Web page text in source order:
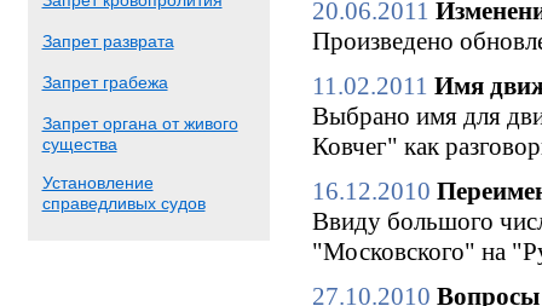
Запрет разврата
Запрет грабежа
Запрет органа от живого
существа
Установление
справедливых судов
20.06.2011
Произведено
11.02.2011 Имя
Выбрано имя для
Ковчег" как
16.12.2010
Ввиду большого
"Московского" на
27.10.2010 Вопросы